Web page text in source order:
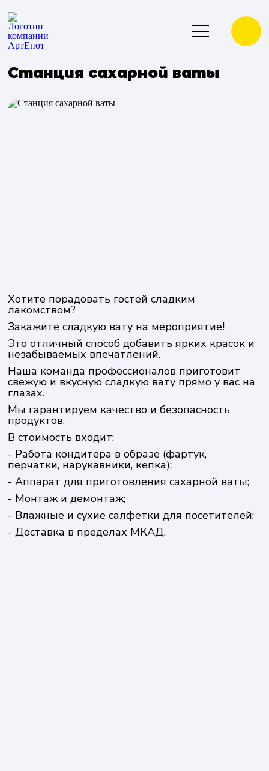
Станция сахарной ваты
Хотите порадовать гостей сладким
лакомством?
Закажите сладкую вату на мероприятие!
Это отличный способ добавить ярких красок и
незабываемых впечатлений.
Наша команда профессионалов приготовит
свежую и вкусную сладкую вату прямо у вас на
глазах.
Мы гарантируем качество и безопасность
продуктов.
В стоимость входит:
- Работа кондитера в образе (фартук,
перчатки, нарукавники, кепка);
- Аппарат для приготовления сахарной ваты;
- Монтаж и демонтаж;
- Влажные и сухие салфетки для посетителей;
- Доставка в пределах МКАД.